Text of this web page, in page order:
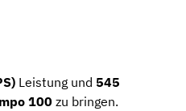
Leistung und 545
100 zu bringen.